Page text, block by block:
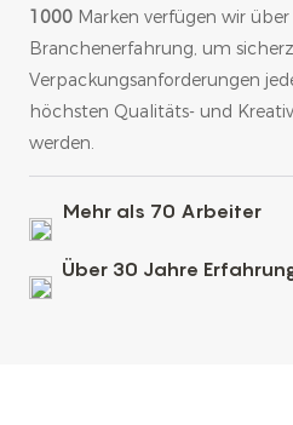
1000 Marken verfügen wir
Branchenerfahrung, um
Verpackungsanforderungen
höchsten Qualitäts- und
werden.
Mehr als 70 Arbeiter
Über 30 Jahre